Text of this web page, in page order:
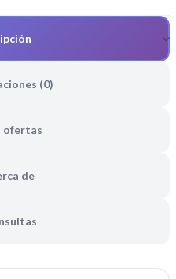
(0)
ofertas
de